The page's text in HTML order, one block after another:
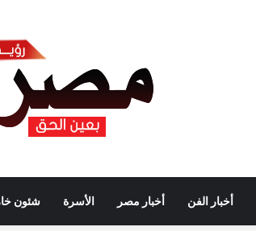
أخبار الفن أخبار مصر الأسرة شئون